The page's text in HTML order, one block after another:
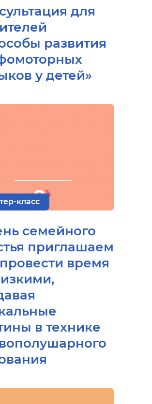
для
развития
у детей»
класс
семейного
приглашаем
время
в технике